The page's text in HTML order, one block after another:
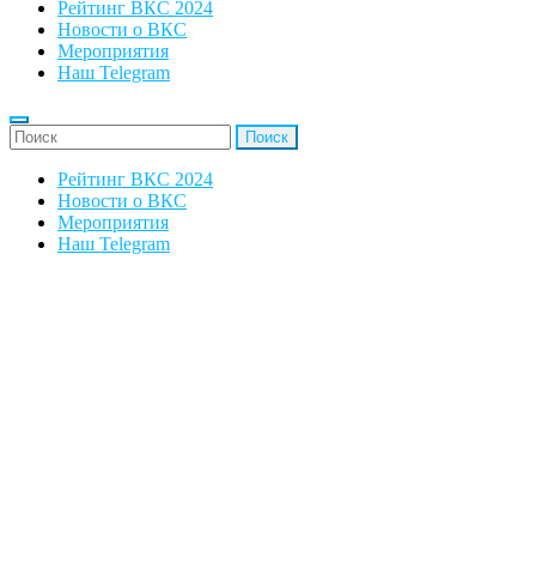
Рейтинг ВКС 2024
Новости о ВКС
Мероприятия
Наш Telegram
'Найти:
Рейтинг ВКС 2024
Новости о ВКС
Мероприятия
Наш Telegram